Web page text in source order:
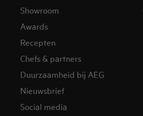
Showroom
Awards
Recepten
Chefs & partners
Duurzaamheid bij AEG
Nieuwsbrief
Social media